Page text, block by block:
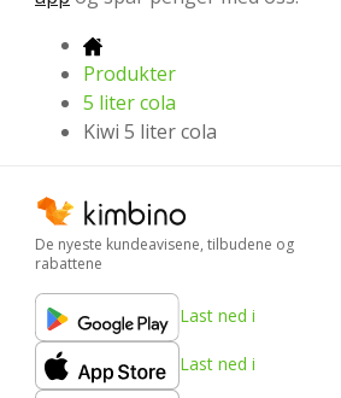
Produkter
5 liter cola
Kiwi 5 liter cola
De nyeste kundeavisene, tilbudene og
rabattene
Last ned i
Last ned i